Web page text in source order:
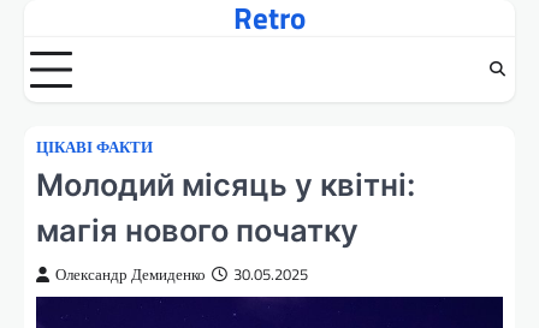
вмісту
Retro
ЦІКАВІ ФАКТИ
Молодий місяць у квітні:
магія нового початку
Олександр Демиденко 30.05.2025